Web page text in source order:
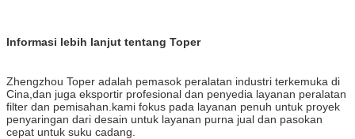
Informasi lebih lanjut tentang Toper
Zhengzhou Toper adalah pemasok peralatan industri terkemuka di
Cina,dan juga eksportir profesional dan penyedia layanan peralatan
filter dan pemisahan.kami fokus pada layanan penuh untuk proyek
penyaringan dari desain untuk layanan purna jual dan pasokan
cepat untuk suku cadang.